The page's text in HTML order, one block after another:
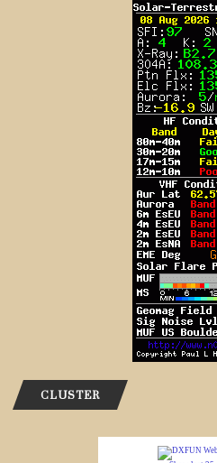
CLUSTER